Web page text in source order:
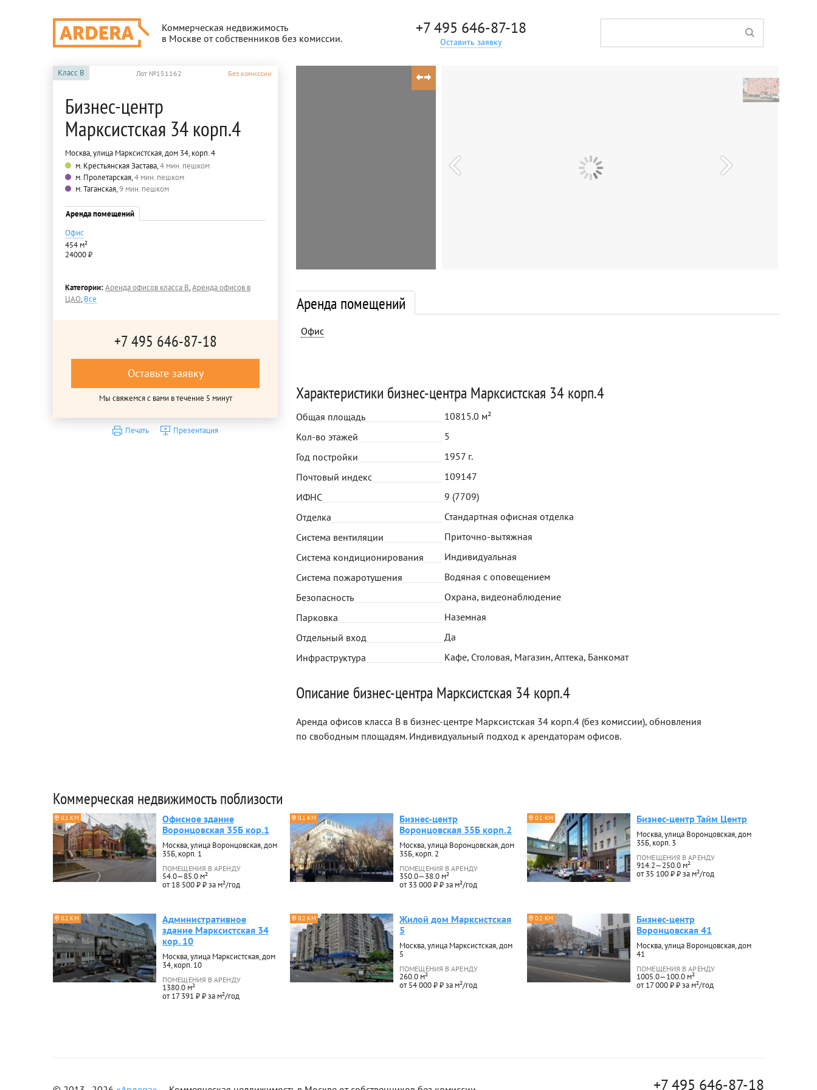
Коммерческая недвижимость
в Москве от собственников без комиссии.
+7 495 646-87-18
Оставить заявку
Класс B Лот №151162 Без комиссии
Бизнес-центр
Марксистская 34 корп.4
Москва, улица Марксистская, дом 34, корп. 4
м. Крестьянская Застава,4 мин. пешком
м. Пролетарская,4 мин. пешком
м. Таганская,9 мин. пешком
Аренда помещений
Офис
454 м²
24000 ₽
Категории:Аренда офисов класса B,Аренда офисов в
ЦАО,Все
+7 495 646-87-18
Оставьте заявку
Мы свяжемся с вами в течение 5 минут
Печать Презентация
Аренда помещений
Офис
Характеристики бизнес-центра Марксистская 34 корп.4
Общая площадь
10815.0 м²
Кол-во этажей
5
Год постройки
1957 г.
Почтовый индекс
109147
ИФНС
9 (7709)
Отделка
Стандартная офисная отделка
Система вентиляции
Приточно-вытяжная
Система кондиционирования
Индивидуальная
Система пожаротушения
Водяная с оповещением
Безопасность
Охрана, видеонаблюдение
Парковка
Наземная
Отдельный вход
Да
Инфраструктура
Кафе, Столовая, Магазин, Аптека, Банкомат
Описание бизнес-центра Марксистская 34 корп.4
Аренда офисов класса B в бизнес-центре Марксистская 34 корп.4 (без комиссии), обновления
по свободным площадям. Индивидуальный подход к арендаторам офисов.
Коммерческая недвижимость поблизости
0.1 КМ
Офисное здание
Воронцовская 35Б кор.1
Москва, улица Воронцовская, дом
35Б, корп. 1
ПОМЕЩЕНИЯ В АРЕНДУ
54.0—85.0 м²
от 18 500 ₽ ₽ за м²/год
0.1 КМ
Бизнес-центр
Воронцовская 35Б корп.2
Москва, улица Воронцовская, дом
35Б, корп. 2
ПОМЕЩЕНИЯ В АРЕНДУ
350.0—38.0 м²
от 33 000 ₽ ₽ за м²/год
0.1 КМ Бизнес-центр Тайм Центр
Москва, улица Воронцовская, дом
35Б, корп. 3
ПОМЕЩЕНИЯ В АРЕНДУ
914.2—250.0 м²
от 35 100 ₽ ₽ за м²/год
0.2 КМ
Административное
здание Марксистская 34
кор. 10
Москва, улица Марксистская, дом
34, корп. 10
ПОМЕЩЕНИЯ В АРЕНДУ
1380.0 м²
от 17 391 ₽ ₽ за м²/год
0.2 КМ
Жилой дом Марксистская
5
Москва, улица Марксистская, дом
5
ПОМЕЩЕНИЯ В АРЕНДУ
260.0 м²
от 54 000 ₽ ₽ за м²/год
0.2 КМ
Бизнес-центр
Воронцовская 41
Москва, улица Воронцовская, дом
41
ПОМЕЩЕНИЯ В АРЕНДУ
1005.0—100.0 м²
от 17 000 ₽ ₽ за м²/год
+7 495 646-87-18